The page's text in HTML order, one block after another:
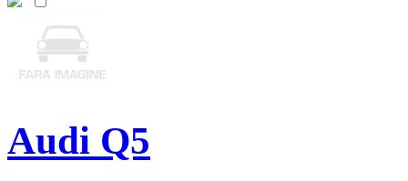
Audi Q5